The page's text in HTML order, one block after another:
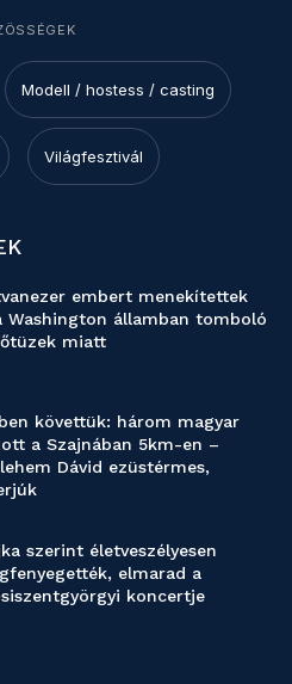
Modell / hostess / casting
Világfesztivál
embert menekítettek
Washington államban tomboló
miatt
követtük: három magyar
a Szajnában 5km-en –
Dávid ezüstérmes,
szerint életveszélyesen
elmarad a
koncertje